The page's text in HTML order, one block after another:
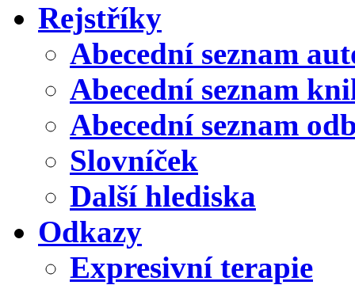
Rejstříky
Abecední seznam
Abecední seznam
Abecední seznam
Slovníček
Další hlediska
Odkazy
Expresivní terapie